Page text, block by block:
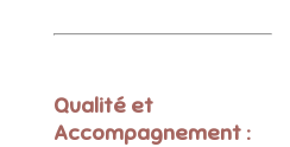
Qualité et
Accompagnement :